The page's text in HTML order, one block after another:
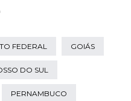
FEDERAL GOIÁS
DO SUL
PERNAMBUCO